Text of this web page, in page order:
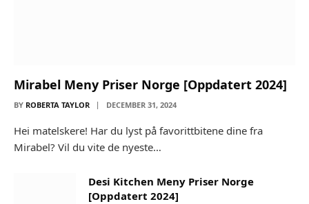
Mirabel Meny Priser Norge [Oppdatert 2024]
BY ROBERTA TAYLOR DECEMBER 31, 2024
Hei matelskere! Har du lyst på favorittbitene dine fra
Mirabel? Vil du vite de nyeste…
Desi Kitchen Meny Priser Norge
[Oppdatert 2024]